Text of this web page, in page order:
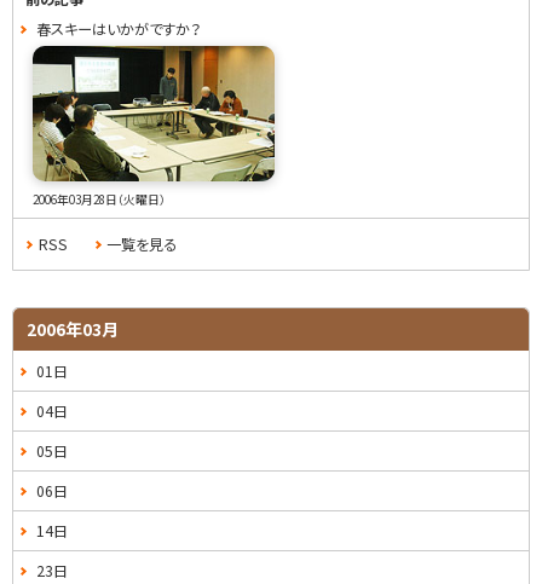
春スキーはいかがですか？
2006年03月28日（火曜日）
RSS 一覧を見る
2006年03月
01日
04日
05日
06日
14日
23日